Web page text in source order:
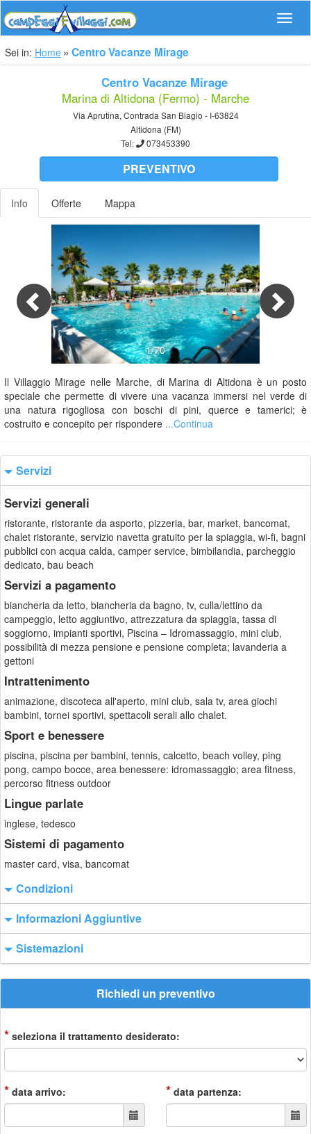
Sei in: Home Centro Vacanze Mirage
Centro Vacanze Mirage
Marina di Altidona (Fermo) - Marche
Via Aprutina, Contrada San Biagio - I-63824
Altidona (FM)
Tel:
073453390
PREVENTIVO
Info Offerte Mappa
1/70
Il Villaggio Mirage nelle Marche, di Marina di Altidona è un posto
speciale che permette di vivere una vacanza immersi nel verde di
una natura rigogliosa con boschi di pini, querce e tamerici; è
costruito e concepito per rispondere ...Continua
Servizi
Servizi generali
ristorante, ristorante da asporto, pizzeria, bar, market, bancomat,
chalet ristorante, servizio navetta gratuito per la spiaggia, wi-fi, bagni
pubblici con acqua calda, camper service, bimbilandia, parcheggio
dedicato, bau beach
Servizi a pagamento
biancheria da letto, biancheria da bagno, tv, culla/lettino da
campeggio, letto aggiuntivo, attrezzatura da spiaggia, tassa di
soggiorno, impianti sportivi, Piscina – Idromassaggio, mini club,
possibilità di mezza pensione e pensione completa; lavanderia a
gettoni
Intrattenimento
animazione, discoteca all'aperto, mini club, sala tv, area giochi
bambini, tornei sportivi, spettacoli serali allo chalet.
Sport e benessere
piscina, piscina per bambini, tennis, calcetto, beach volley, ping
pong, campo bocce, area benessere: idromassaggio; area fitness,
percorso fitness outdoor
Lingue parlate
inglese, tedesco
Sistemi di pagamento
master card, visa, bancomat
Condizioni
Informazioni Aggiuntive
Sistemazioni
Richiedi un preventivo
* seleziona il trattamento desiderato:
* data arrivo: * data partenza: